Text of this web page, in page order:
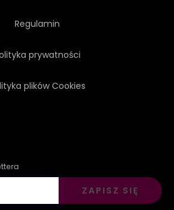
Regulamin
prywatności
plików Cookies
ZAPISZ SIĘ